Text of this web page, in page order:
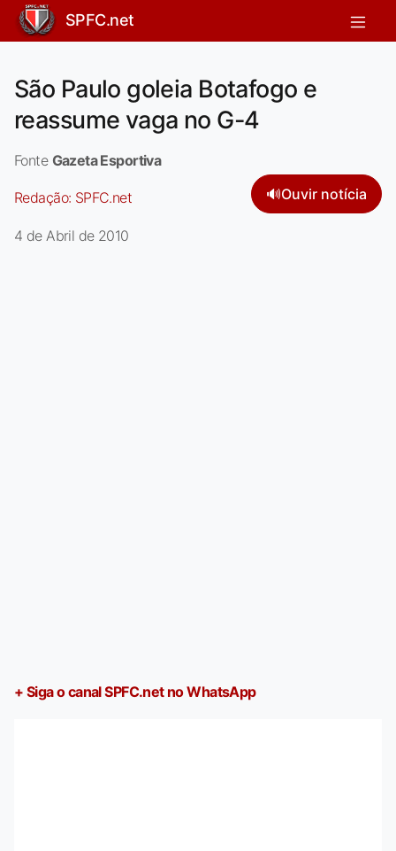
SPFC.net
São Paulo goleia Botafogo e
reassume vaga no G-4
Fonte Gazeta Esportiva
Redação: SPFC.net 🔊Ouvir notícia
4 de Abril de 2010
+ Siga o canal SPFC.net no WhatsApp